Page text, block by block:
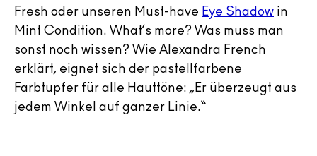
Fresh oder unseren Must-have Eye Shadow in
Mint Condition. What’s more? Was muss man
sonst noch wissen? Wie Alexandra French
erklärt, eignet sich der pastellfarbene
Farbtupfer für alle Hauttöne: „Er überzeugt aus
jedem Winkel auf ganzer Linie.“